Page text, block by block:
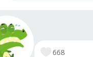
668